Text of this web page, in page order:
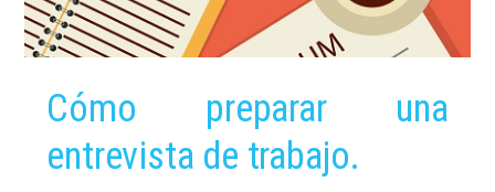
Cómo preparar una
entrevista de trabajo.